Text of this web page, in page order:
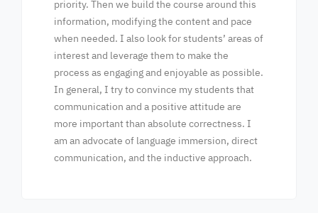
priority. Then we build the course around this
information, modifying the content and pace
when needed. I also look for students’ areas of
interest and leverage them to make the
process as engaging and enjoyable as possible.
In general, I try to convince my students that
communication and a positive attitude are
more important than absolute correctness. I
am an advocate of language immersion, direct
communication, and the inductive approach.